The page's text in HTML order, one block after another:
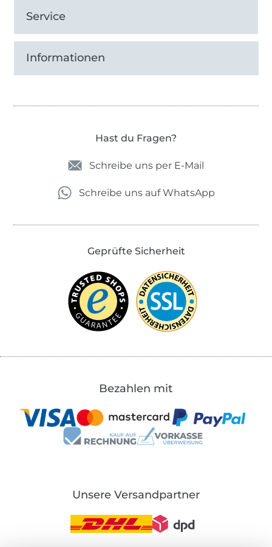
Service
Informationen
Hast du Fragen?
Schreibe uns per E-Mail
Schreibe uns auf WhatsApp
Geprüfte Sicherheit
Bezahlen mit
Unsere Versandpartner